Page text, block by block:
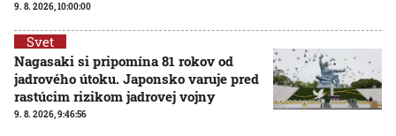
9. 8. 2026, 10:00:00
Svet
Nagasaki si pripomína 81 rokov od
jadrového útoku. Japonsko varuje pred
rastúcim rizikom jadrovej vojny
9. 8. 2026, 9:46:56